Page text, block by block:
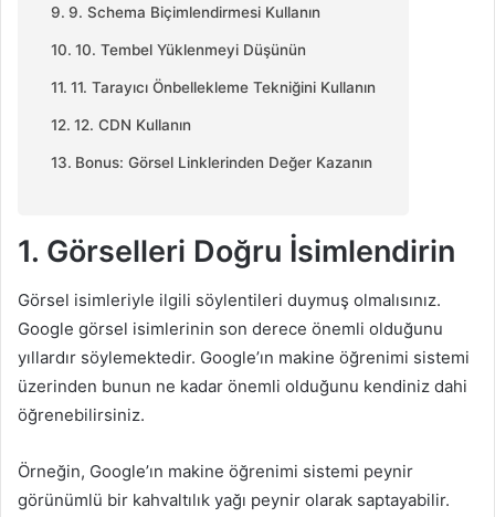
9. Schema Biçimlendirmesi Kullanın
10. Tembel Yüklenmeyi Düşünün
11. Tarayıcı Önbellekleme Tekniğini Kullanın
12. CDN Kullanın
Bonus: Görsel Linklerinden Değer Kazanın
1. Görselleri Doğru İsimlendirin
Görsel isimleriyle ilgili söylentileri duymuş olmalısınız.
Google görsel isimlerinin son derece önemli olduğunu
yıllardır söylemektedir. Google’ın makine öğrenimi sistemi
üzerinden bunun ne kadar önemli olduğunu kendiniz dahi
öğrenebilirsiniz.
Örneğin, Google’ın makine öğrenimi sistemi peynir
görünümlü bir kahvaltılık yağı peynir olarak saptayabilir.